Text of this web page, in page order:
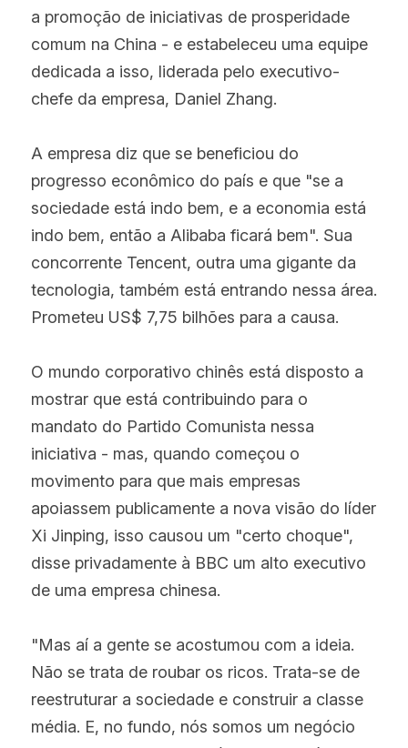
a promoção de iniciativas de prosperidade
comum na China - e estabeleceu uma equipe
dedicada a isso, liderada pelo executivo-
chefe da empresa, Daniel Zhang.
A empresa diz que se beneficiou do
progresso econômico do país e que "se a
sociedade está indo bem, e a economia está
indo bem, então a Alibaba ficará bem". Sua
concorrente Tencent, outra uma gigante da
tecnologia, também está entrando nessa área.
Prometeu US$ 7,75 bilhões para a causa.
O mundo corporativo chinês está disposto a
mostrar que está contribuindo para o
mandato do Partido Comunista nessa
iniciativa - mas, quando começou o
movimento para que mais empresas
apoiassem publicamente a nova visão do líder
Xi Jinping, isso causou um "certo choque",
disse privadamente à BBC um alto executivo
de uma empresa chinesa.
"Mas aí a gente se acostumou com a ideia.
Não se trata de roubar os ricos. Trata-se de
reestruturar a sociedade e construir a classe
média. E, no fundo, nós somos um negócio